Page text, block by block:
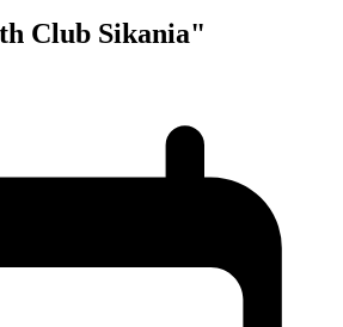
Club Sikania"